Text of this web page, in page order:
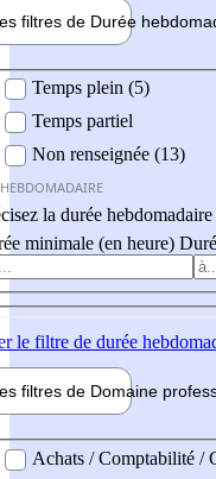
filtres de Durée hebdo
Temps plein (5)
Temps partiel
Non renseignée (13)
la durée hebdomadaire
minimale (en heure)
le filtre de durée
filtres de Domaine pro
professionel
Achats / Comptabilité /